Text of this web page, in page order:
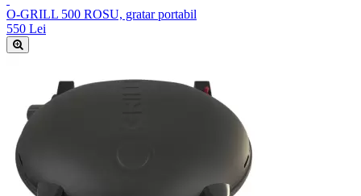
O-GRILL 500 ROSU, gratar portabil
550 Lei